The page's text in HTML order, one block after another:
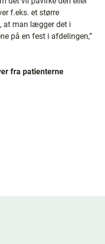
f.eks. et større
at man lægger det i
på en fest i afdelingen,”
fra patienterne